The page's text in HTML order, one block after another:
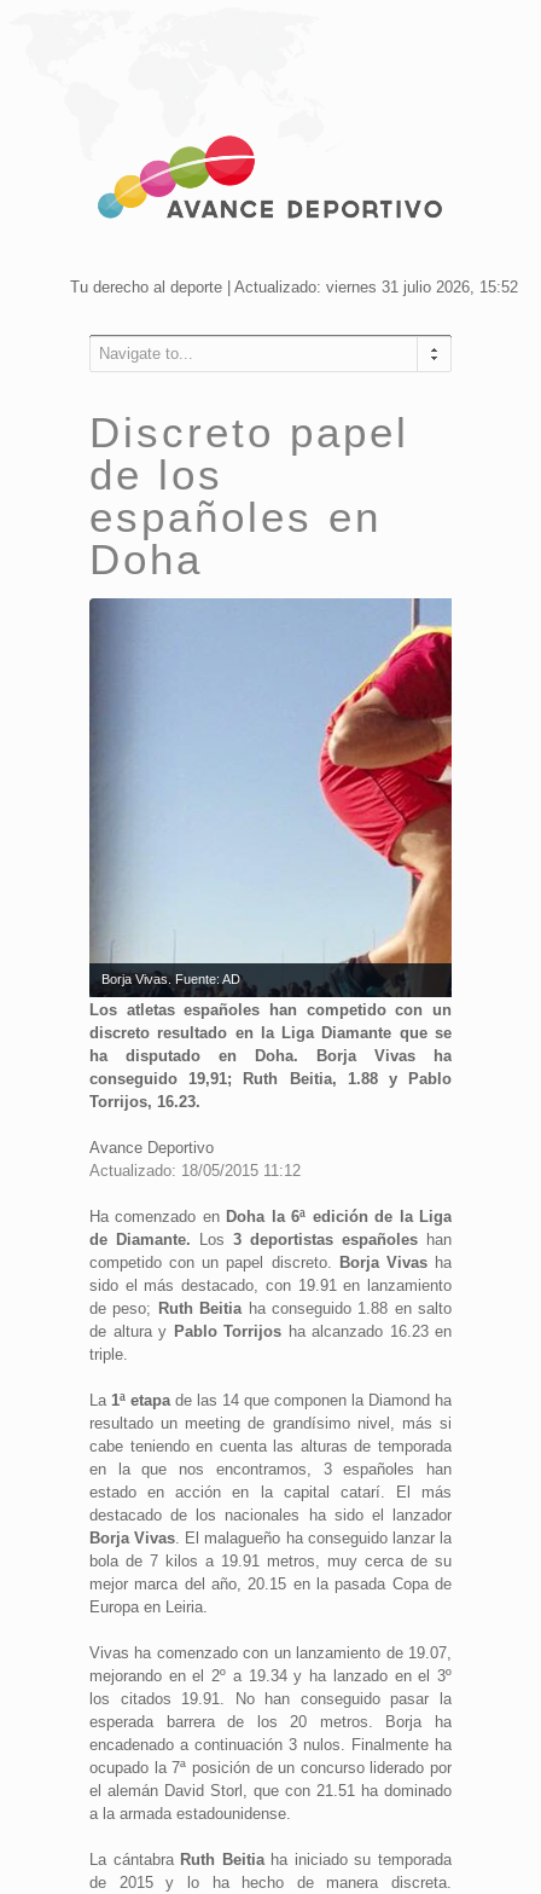
Tu derecho al deporte | Actualizado: viernes 31 julio 2026, 15:52
Navigate to...
Discreto papel
de los
españoles en
Doha
Borja Vivas. Fuente: AD
Los atletas españoles han competido con un
discreto resultado en la Liga Diamante que se
ha disputado en Doha. Borja Vivas ha
conseguido 19,91; Ruth Beitia, 1.88 y Pablo
Torrijos, 16.23.
Avance Deportivo
Actualizado: 18/05/2015 11:12
Ha comenzado en Doha la 6ª edición de la Liga
de Diamante. Los 3 deportistas españoles han
competido con un papel discreto. Borja Vivasha
sido el más destacado, con 19.91 en lanzamiento
de peso; Ruth Beitiaha conseguido 1.88 en salto
de altura y Pablo Torrijos ha alcanzado 16.23 en
triple.
La 1ª etapade las 14 que componen la Diamond ha
resultado un meeting de grandísimo nivel, más si
cabe teniendo en cuenta las alturas de temporada
en la que nos encontramos, 3 españoles han
estado en acción en la capital catarí. El más
destacado de los nacionales ha sido el lanzador
Borja Vivas. El malagueño ha conseguido lanzar la
bola de 7 kilos a 19.91 metros, muy cerca de su
mejor marca del año, 20.15 en la pasada Copa de
Europa en Leiria.
Vivas ha comenzado con un lanzamiento de 19.07,
mejorando en el 2º a 19.34 y ha lanzado en el 3º
los citados 19.91. No han conseguido pasar la
esperada barrera de los 20 metros. Borja ha
encadenado a continuación 3 nulos. Finalmente ha
ocupado la 7ª posición de un concurso liderado por
el alemán David Storl, que con 21.51 ha dominado
a la armada estadounidense.
La cántabra Ruth Beitiaha iniciado su temporada
de 2015 y lo ha hecho de manera discreta.